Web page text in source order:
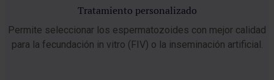
Tratamiento personalizado
Permite seleccionar los espermatozoides con mejor calidad
para la fecundación in vitro (FIV) o la inseminación artificial.